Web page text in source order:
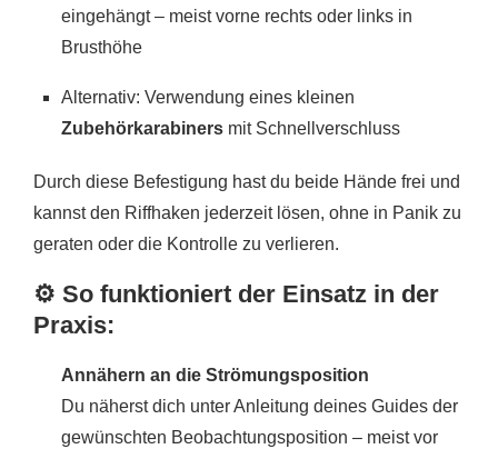
eingehängt – meist vorne rechts oder links in
Brusthöhe
Alternativ: Verwendung eines kleinen
Zubehörkarabiners mit Schnellverschluss
Durch diese Befestigung hast du beide Hände frei und
kannst den Riffhaken jederzeit lösen, ohne in Panik zu
geraten oder die Kontrolle zu verlieren.
⚙️ So funktioniert der Einsatz in der
Praxis:
Annähern an die Strömungsposition
Du näherst dich unter Anleitung deines Guides der
gewünschten Beobachtungsposition – meist vor